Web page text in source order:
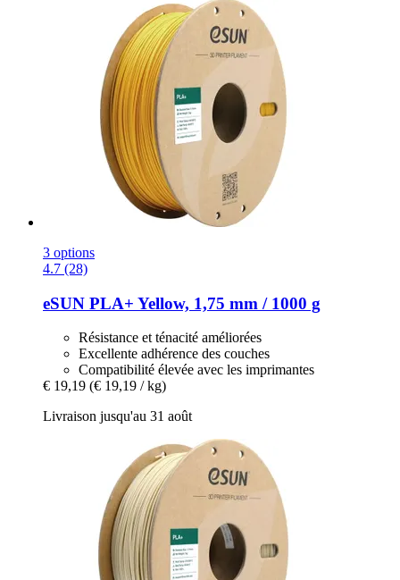
3 options
4.7 (28)
eSUN PLA+ Yellow, 1,75 mm / 1000 g
Résistance et ténacité améliorées
Excellente adhérence des couches
Compatibilité élevée avec les imprimantes
€ 19,19 (€ 19,19 / kg)
Livraison jusqu'au 31 août